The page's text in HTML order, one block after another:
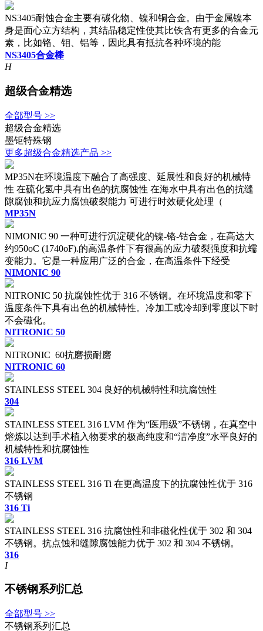
NS3405耐蚀合金主要有碳化物、镍和铜合金。由于金属镍本
身是面心立方结构，其结晶稳定性使其比铁含有更多的合金元
素，比如铬、钼、铝等，因此具有抵抗各种环境的能
NS3405合金棒
H
超级合金精选
全部型号 >>
超级合金精选
墨钜特殊钢
更多超级合金精选产品 >>
MP35N在环境温度下融合了高强度、延展性和良好的机械特
性 在硫化氢中具有出色的抗腐蚀性 在海水中具有出色的抗缝
隙腐蚀和抗应力腐蚀破裂能力 可进行时效硬化处理（
MP35N
NIMONIC 90 一种可进行沉淀硬化的镍-铬-钴合金，在高达大
约950oC (1740oF).的高温条件下有很高的应力破裂强度和抗蠕
变能力。它是一种应用广泛的合金，在高温条件下经受
NIMONIC 90
NITRONIC 50 抗腐蚀性优于 316 不锈钢。在环境温度和零下
温度条件下具有出色的机械特性。冷加工或冷却到零度以下时
不会磁化。
NITRONIC 50
NITRONIC 60抗磨损耐磨
NITRONIC 60
STAINLESS STEEL 304 良好的机械特性和抗腐蚀性
304
STAINLESS STEEL 316 LVM 作为“医用级”不锈钢，在真空中
熔炼以达到手术植入物要求的极高纯度和“洁净度”水平良好的
机械特性和抗腐蚀性
316 LVM
STAINLESS STEEL 316 Ti 在更高温度下的抗腐蚀性优于 316
不锈钢
316 Ti
STAINLESS STEEL 316 抗腐蚀性和非磁化性优于 302 和 304
不锈钢。抗点蚀和缝隙腐蚀能力优于 302 和 304 不锈钢。
316
I
不锈钢系列汇总
全部型号 >>
不锈钢系列汇总